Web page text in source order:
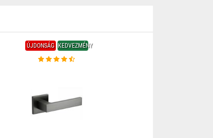
ÚJDONSÁG KEDVEZMÉNY